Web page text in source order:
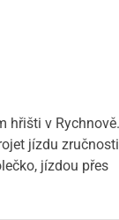
v
jízdu
jízdou přes